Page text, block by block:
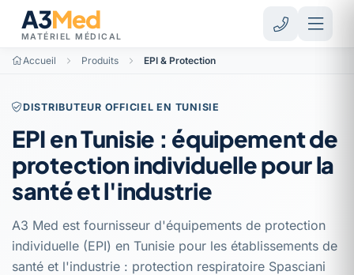
A3Med
MATÉRIEL MÉDICAL
Accueil Produits EPI & Protection
DISTRIBUTEUR OFFICIEL EN TUNISIE
EPI en Tunisie : équipement de
protection individuelle pour la
santé et l'industrie
A3 Med est fournisseur d'équipements de protection
individuelle (EPI) en Tunisie pour les établissements de
santé et l'industrie : protection respiratoire Spasciani